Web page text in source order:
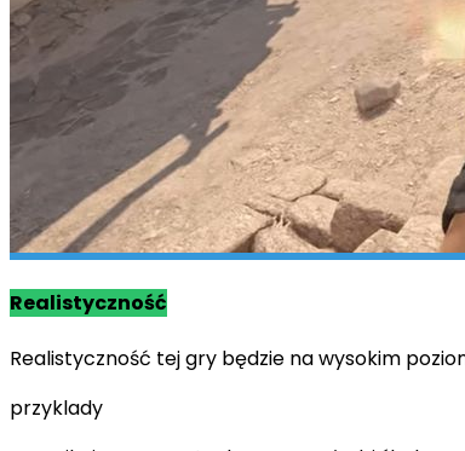
Realistyczność
Realistyczność tej gry będzie na wysokim
przyklady